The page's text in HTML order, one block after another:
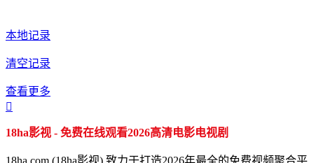
本地记录
清空记录
查看更多

18ha影视 - 免费在线观看2026高清电影电视剧
18ha.com (18ha影视) 致力于打造2026年最全的免费视频聚合平